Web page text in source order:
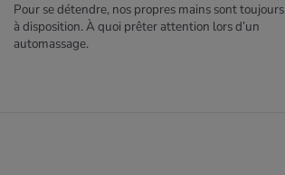
Pour se détendre, nos propres mains sont toujours
à disposition. À quoi prêter attention lors d’un
automassage.